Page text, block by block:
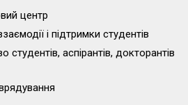
центр
і підтримки студентів
студентів, аспірантів, докторантів